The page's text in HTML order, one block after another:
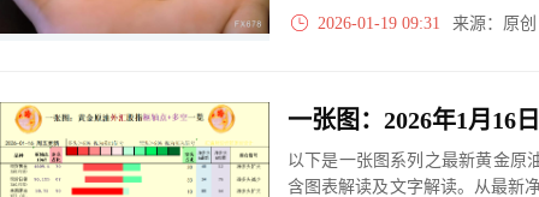
体。这一观点不仅反映出美国
源争夺与国家安全名义下的潜在
2026-01-19 09:31 来源：原
以下是一张图系列之最新黄金原
含图表解读及文字解读。从最新